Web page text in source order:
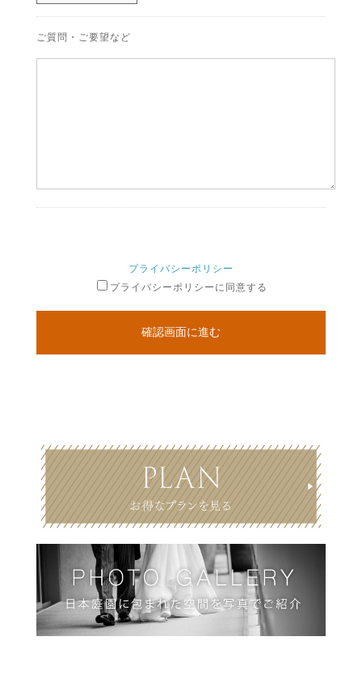
ご質問・ご要望など
プライバシーポリシー
プライバシーポリシーに同意する
確認画面に進む